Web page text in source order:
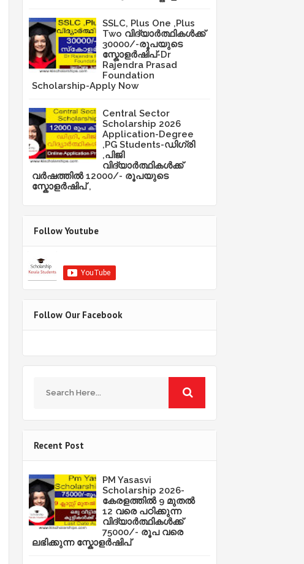
SSLC, Plus One ,Plus
Two വിദ്യാർത്ഥികൾക്ക്
30000/-രൂപയുടെ
സ്കോളർഷിപ്-Dr
Rajendra Prasad
Foundation
Scholarship-Apply Now
Central Sector
Scholarship 2026
Application-Degree
,PG Students-ഡിഗ്രി
,പിജി
വിദ്യാർത്ഥികൾക്ക്
വർഷത്തിൽ 12000/- രൂപയുടെ
സ്കോളർഷിപ് ,
Follow Youtube
Follow Our Facebook
Recent Post
PM Yasasvi
Scholarship 2026-
കേരളത്തിൽ 9 മുതൽ
12 വരെ പഠിക്കുന്ന
വിദ്യാർത്ഥികൾക്ക്
75000/- രൂപ വരെ
ലഭിക്കുന്ന സ്കോളർഷിപ്